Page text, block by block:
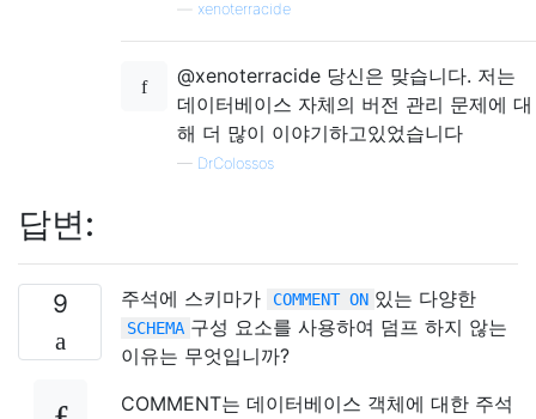
xenoterracide
@xenoterracide 당신은 맞습니다. 저는
데이터베이스 자체의 버전 관리 문제에 대
해 더 많이 이야기하고있었습니다
— DrColossos
답변:
9 주석에 스키마가 COMMENT ON 있는 다양한
SCHEMA 구성 요소를 사용하여 덤프 하지 않는
이유는 무엇입니까?
COMMENT는 데이터베이스 객체에 대한 주석